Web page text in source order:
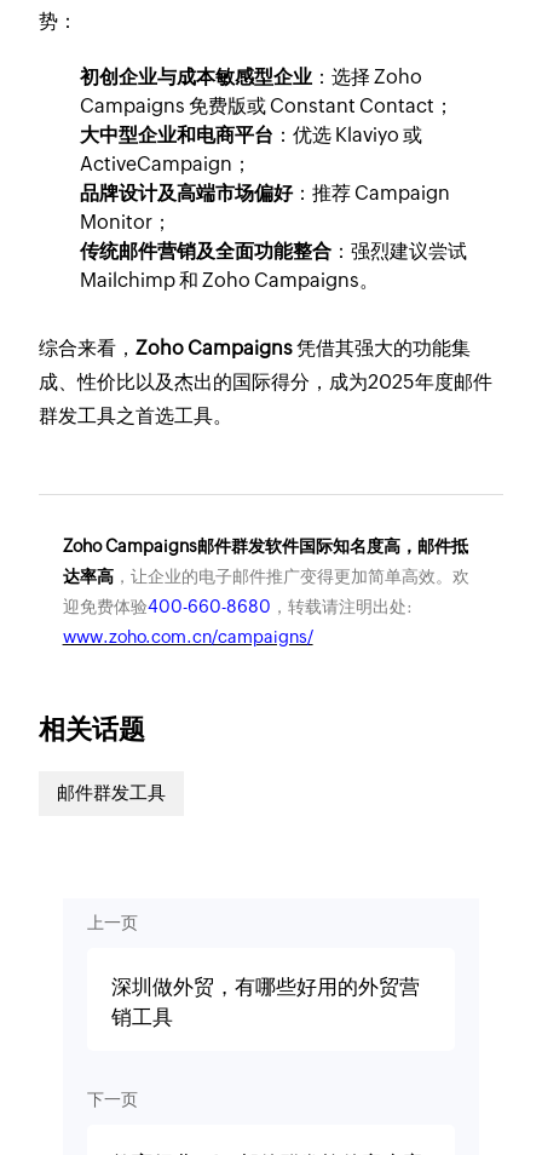
势：
初创企业与成本敏感型企业 ：选择 Zoho
Campaigns 免费版或 Constant Contact；
大中型企业和电商平台 ：优选 Klaviyo 或
ActiveCampaign；
品牌设计及高端市场偏好：推荐 Campaign
Monitor；
传统邮件营销及全面功能整合 ：强烈建议尝试
Mailchimp 和 Zoho Campaigns。
综合来看，Zoho Campaigns凭借其强大的功能集
成、性价比以及杰出的国际得分，成为2025年度邮件
群发工具之首选工具。
Zoho Campaigns邮件群发软件国际知名度高，邮件抵
达率高，让企业的电子邮件推广变得更加简单高效。欢
迎免费体验400-660-8680 ，转载请注明出处:
www.zoho.com.cn/campaigns/
相关话题
邮件群发工具
上一页
深圳做外贸，有哪些好用的外贸营
销工具
下一页